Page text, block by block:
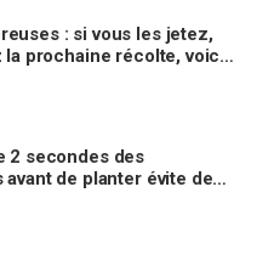
: si vous les jetez,
la prochaine récolte, voici
2 secondes des
avant de planter évite de